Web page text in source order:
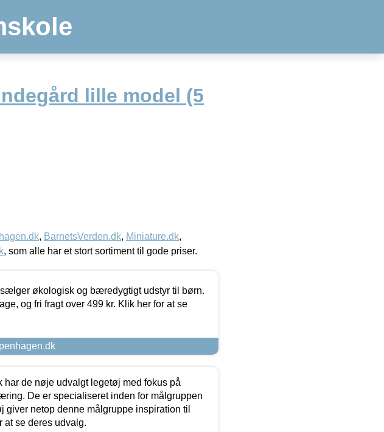
lille model (5
, BarnetsVerden.dk, Miniature.dk,
, som alle har et stort sortiment til gode priser.
økologisk og bæredygtigt udstyr til børn.
og fri fragt over 499 kr. Klik her for at se
har de nøje udvalgt legetøj med fokus på
De er specialiseret inden for målgruppen
giver netop denne målgruppe inspiration til
at se deres udvalg.